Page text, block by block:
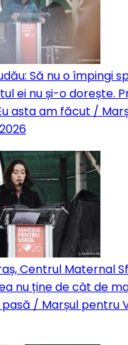
Să nu o împingi
ei nu și-o dorește.
asta am făcut /
Centrul Maternal
nu ține de cât de
/ Marșul pentru